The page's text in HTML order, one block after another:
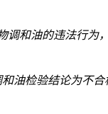
和油的违法行为
油检验结论为不